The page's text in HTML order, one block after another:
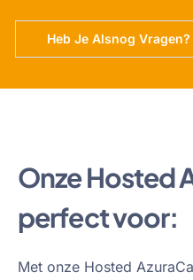
Heb Je Alsnog
Onze Hosted
perfect voor:
Met onze Hosted